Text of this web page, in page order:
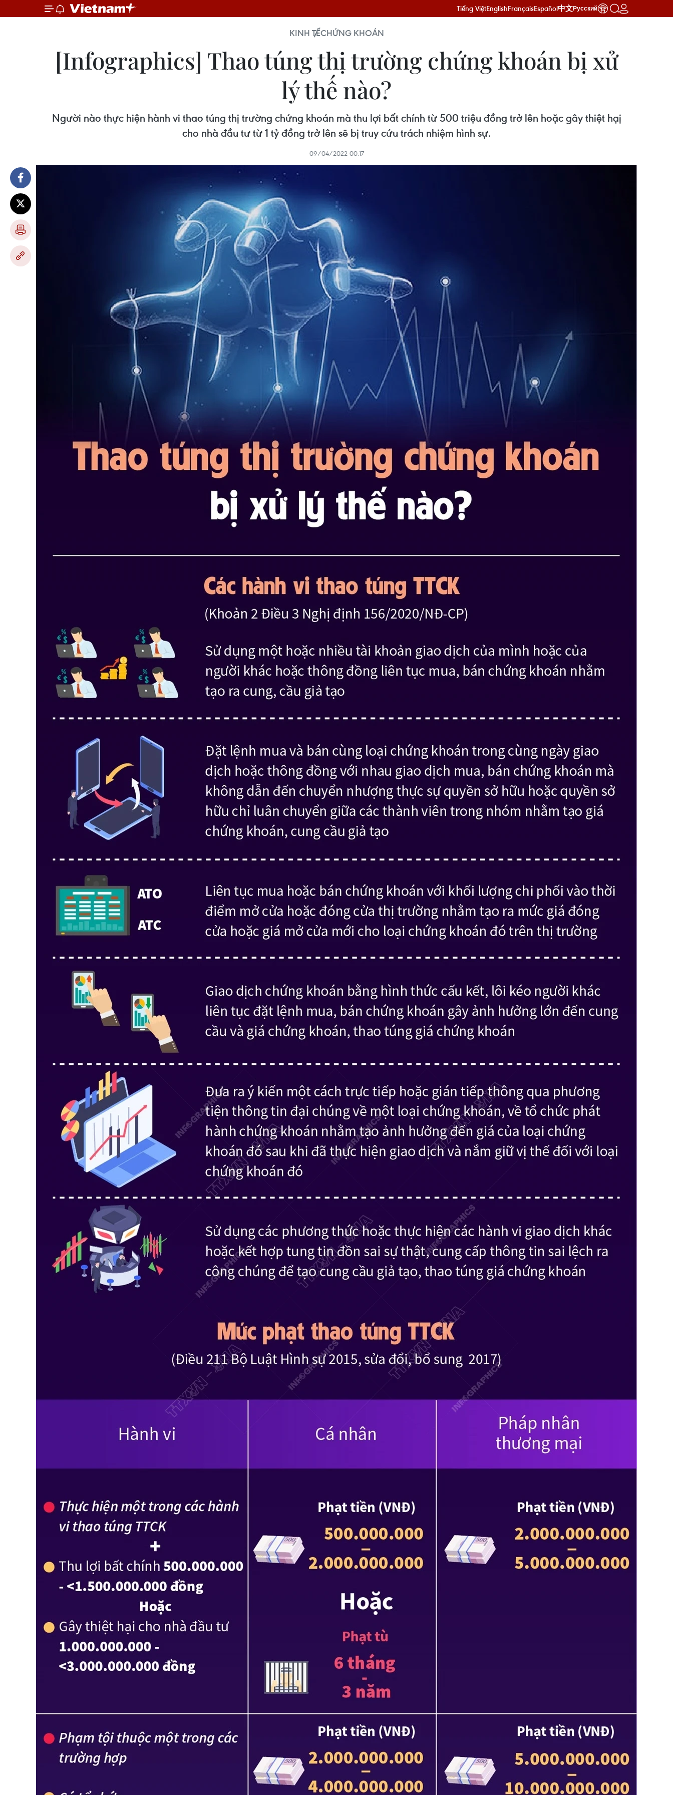
Tiếng ViệtEnglishFrançaisEspañol中文Русский
KINH TẾCHỨNG KHOÁN
[Infographics] Thao túng thị trường chứng khoán bị xử
lý thế nào?
Người nào thực hiện hành vi thao túng thị trường chứng khoán mà thu lợi bất chính từ 500 triệu đồng trở lên hoặc gây thiệt hạị
cho nhà đầu tư từ 1 tỷ đồng trở lên sẽ bị truy cứu trách nhiệm hình sự.
09/04/2022 00:17